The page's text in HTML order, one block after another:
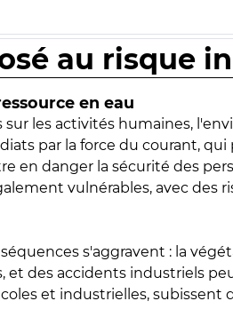
au risque
en eau
les activités humaines,
par la force du courant, qui
en danger la sécurité des
vulnérables, avec des
s'aggravent : la
et des accidents industriels
et industrielles, subissent